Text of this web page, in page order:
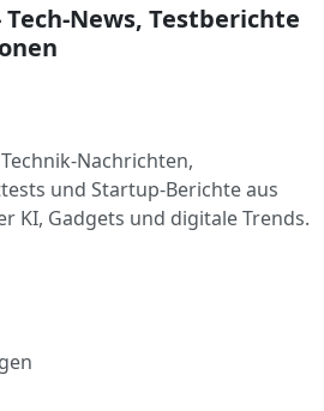
News, Testberichte
Nachrichten,
und Startup-Berichte aus
KI, Gadgets und digitale Trends.